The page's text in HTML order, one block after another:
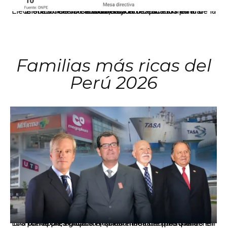
El JNE oficializó la distribución de escaños para la elección de 60 senadores y 130 diputados en las Elecciones Generales 2026, tras el restablecimiento de la Bicameralidad.
Familias más ricas del
Perú 2026
Los principales grupos empresariales del país mantienen una fuerte presencia en Áncash mediante inversiones en comercio, educación, salud e industria pesquera.